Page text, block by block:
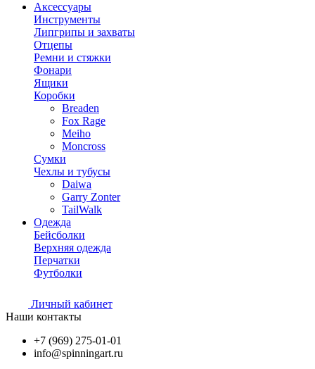
Аксессуары
Инструменты
Липгрипы и захваты
Отцепы
Ремни и стяжки
Фонари
Ящики
Коробки
Breaden
Fox Rage
Meiho
Moncross
Сумки
Чехлы и тубусы
Daiwa
Garry Zonter
TailWalk
Одежда
Бейсболки
Верхняя одежда
Перчатки
Футболки
Личный кабинет
Наши контакты
+7 (969) 275-01-01
info@spinningart.ru